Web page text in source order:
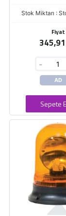
Stok Miktarı :
Fiyat
-
AD
Sepete